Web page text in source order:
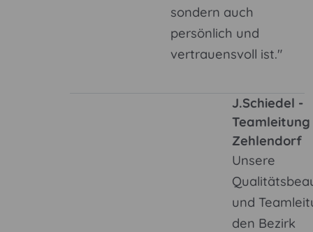
sondern auch
persönlich und
vertrauensvoll ist."
J.Schiedel -
Teamleitung
Zehlendorf
Unsere
und
den Bezirk